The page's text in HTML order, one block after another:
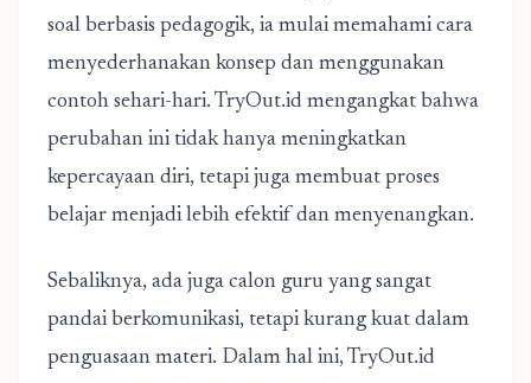
soal berbasis pedagogik, ia mulai memahami cara
menyederhanakan konsep dan menggunakan
contoh sehari-hari. TryOut.id mengangkat bahwa
perubahan ini tidak hanya meningkatkan
kepercayaan diri, tetapi juga membuat proses
belajar menjadi lebih efektif dan menyenangkan.
Sebaliknya, ada juga calon guru yang sangat
pandai berkomunikasi, tetapi kurang kuat dalam
penguasaan materi. Dalam hal ini, TryOut.id